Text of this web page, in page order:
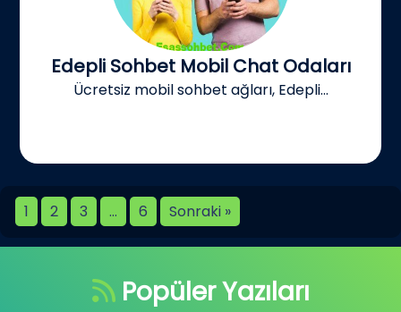
Edepli Sohbet Mobil Chat Odaları
Ücretsiz mobil sohbet ağları, Edepli...
1 2 3 … 6 Sonraki »
Popüler Yazıları